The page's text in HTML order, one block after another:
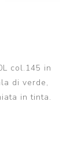
col.145 in
di verde,
in tinta.